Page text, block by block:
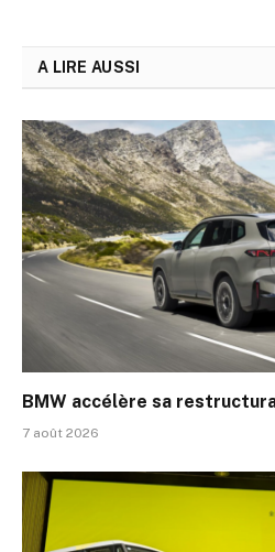
A LIRE AUSSI
BMW accélère sa
7 août 2026